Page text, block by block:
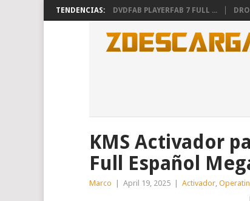
TENDENCIAS: DVDFAB PLAYERFAB 7 FULL ...
KMS Activador
Full Español
Marco April 19, 2025 Activador,